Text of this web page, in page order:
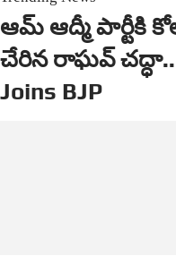
ఆమ్ ఆద్మీ పార్టీకి
చేరిన రాఘవ్ చద్ధా..
Joins BJP